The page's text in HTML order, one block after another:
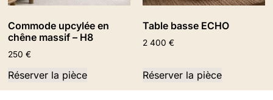
Commode upcylée en
chêne massif – H8
250€
Réserver la pièce
Table basse ECHO
2 400 €
Réserver la pièce